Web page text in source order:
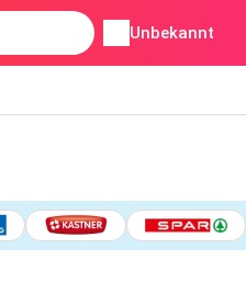
Unbekannt